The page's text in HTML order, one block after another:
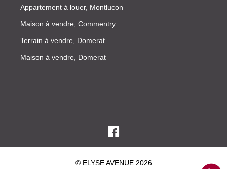
Appartement à louer, Montlucon
Maison à vendre, Commentry
Terrain à vendre, Domerat
Maison à vendre, Domerat
© ELYSE AVENUE 2026